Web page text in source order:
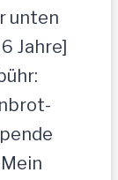
unten
Jahre]